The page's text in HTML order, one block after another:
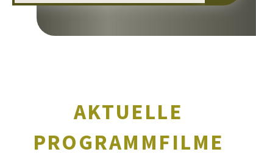
AKTUELLE
PROGRAMMFILME